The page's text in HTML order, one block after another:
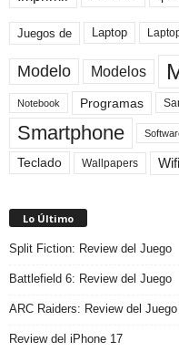
Juegos de Laptop
Modelo Modelos
Notebook Programas
Smartphone
Teclado Wallpapers Wifi
Lo Último
Split Fiction: Review del Juego
Battlefield 6: Review del Juego
ARC Raiders: Review del Juego
Review del iPhone 17